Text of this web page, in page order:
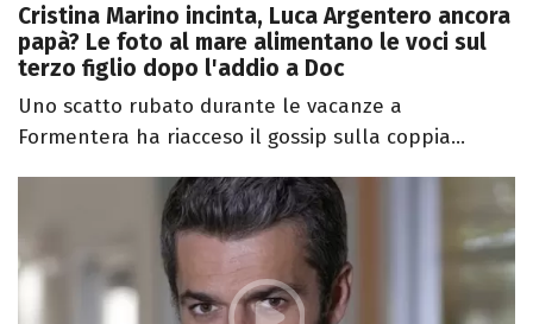
Cristina Marino incinta, Luca Argentero ancora
papà? Le foto al mare alimentano le voci sul
terzo figlio dopo l'addio a Doc
Uno scatto rubato durante le vacanze a
Formentera ha riacceso il gossip sulla coppia...